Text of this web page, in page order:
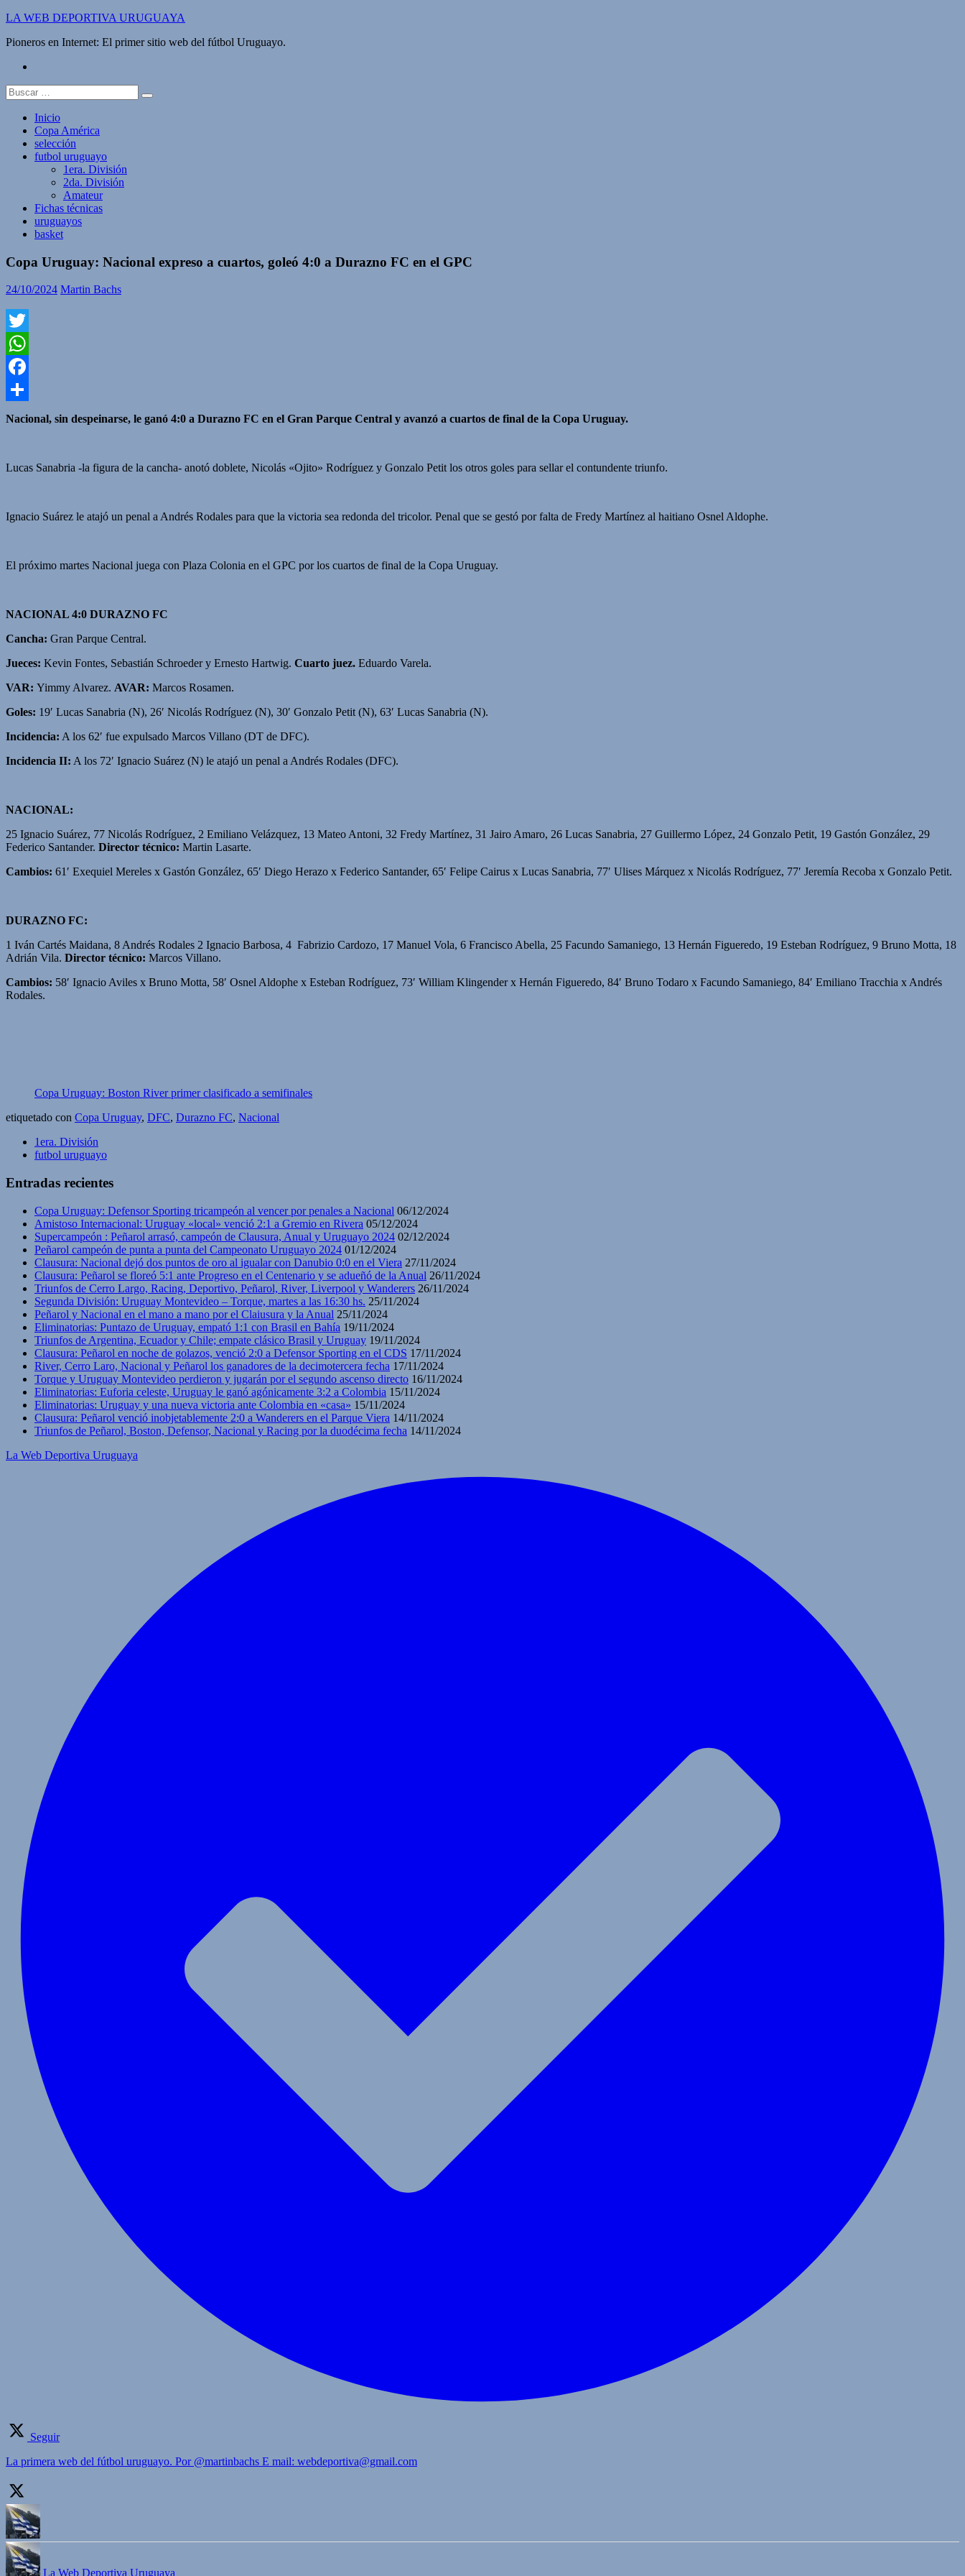
Saltar
contenido
LA WEB DEPORTIVA URUGUAYA
Pioneros en Internet: El primer sitio web del fútbol Uruguayo.
Buscar:
Inicio
Copa América
selección
futbol uruguayo
1era. División
2da. División
Amateur
Fichas técnicas
uruguayos
basket
Copa Uruguay: Nacional expreso a cuartos, goleó 4:0 a Durazno FC en el GPC
24/10/2024 Martin Bachs
Twitter
WhatsApp
Facebook
Compartir
Nacional, sin despeinarse, le ganó 4:0 a Durazno FC en el Gran Parque Central y avanzó a cuartos de final de la Copa Uruguay.
Lucas Sanabria -la figura de la cancha- anotó doblete, Nicolás «Ojito» Rodríguez y Gonzalo Petit los otros goles para sellar el contundente triunfo.
Ignacio Suárez le atajó un penal aAndrés Rodales para que la victoria sea redonda del tricolor. Penal que se gestó por falta de Fredy Martínez al haitiano Osnel Aldophe.
El próximo martes Nacional juega con Plaza Colonia en el GPC por los cuartos de final de la Copa Uruguay.
NACIONAL 4:0 DURAZNO FC
Cancha: Gran Parque Central.
Jueces: Kevin Fontes, Sebastián Schroeder y Ernesto Hartwig. Cuarto juez. Eduardo Varela.
VAR: Yimmy Alvarez. AVAR: Marcos Rosamen.
Goles: 19′ Lucas Sanabria (N), 26′ Nicolás Rodríguez (N), 30′ Gonzalo Petit (N), 63′ Lucas Sanabria (N).
Incidencia: A los 62′ fue expulsado Marcos Villano (DT de DFC).
Incidencia II: A los 72′ Ignacio Suárez (N) le atajó un penal a Andrés Rodales (DFC).
NACIONAL:
25 Ignacio Suárez, 77 Nicolás Rodríguez, 2 Emiliano Velázquez, 13 Mateo Antoni, 32 Fredy Martínez, 31 Jairo Amaro, 26 Lucas Sanabria, 27 Guillermo López, 24 Gonzalo Petit, 19 Gastón González, 29
Federico Santander. Director técnico: Martin Lasarte.
Cambios: 61′ Exequiel Mereles x Gastón González, 65′ Diego Herazo x Federico Santander, 65′ Felipe Cairus x Lucas Sanabria, 77′ Ulises Márquez x Nicolás Rodríguez, 77′ Jeremía Recoba x Gonzalo Petit.
DURAZNO FC:
1 Iván Cartés Maidana, 8 Andrés Rodales 2 Ignacio Barbosa, 4 Fabrizio Cardozo, 17 Manuel Vola, 6 Francisco Abella, 25 Facundo Samaniego, 13 Hernán Figueredo, 19 Esteban Rodríguez, 9 Bruno Motta, 18
Adrián Vila. Director técnico: Marcos Villano.
Cambios: 58′ Ignacio Aviles x Bruno Motta, 58′ Osnel Aldophe x Esteban Rodríguez, 73′ William Klingender x Hernán Figueredo, 84′ Bruno Todaro x Facundo Samaniego, 84′ Emiliano Tracchia x Andrés
Rodales.
Copa Uruguay: Boston River primer clasificado a semifinales
etiquetado con Copa Uruguay, DFC, Durazno FC, Nacional
1era. División
futbol uruguayo
Entradas recientes
Copa Uruguay: Defensor Sporting tricampeón al vencer por penales a Nacional 06/12/2024
Amistoso Internacional: Uruguay «local» venció 2:1 a Gremio en Rivera 05/12/2024
Supercampeón : Peñarol arrasó, campeón de Clausura, Anual y Uruguayo 2024 02/12/2024
Peñarol campeón de punta a punta del Campeonato Uruguayo 2024 01/12/2024
Clausura: Nacional dejó dos puntos de oro al igualar con Danubio 0:0 en el Viera 27/11/2024
Clausura: Peñarol se floreó 5:1 ante Progreso en el Centenario y se adueñó de la Anual 26/11/2024
Triunfos de Cerro Largo, Racing, Deportivo, Peñarol, River, Liverpool y Wanderers 26/11/2024
Segunda División: Uruguay Montevideo – Torque, martes a las 16:30 hs. 25/11/2024
Peñarol y Nacional en el mano a mano por el Claiusura y la Anual 25/11/2024
Eliminatorias: Puntazo de Uruguay, empató 1:1 con Brasil en Bahía 19/11/2024
Triunfos de Argentina, Ecuador y Chile; empate clásico Brasil y Uruguay 19/11/2024
Clausura: Peñarol en noche de golazos, venció 2:0 a Defensor Sporting en el CDS 17/11/2024
River, Cerro Laro, Nacional y Peñarol los ganadores de la decimotercera fecha 17/11/2024
Torque y Uruguay Montevideo perdieron y jugarán por el segundo ascenso directo 16/11/2024
Eliminatorias: Euforia celeste, Uruguay le ganó agónicamente 3:2 a Colombia 15/11/2024
Eliminatorias: Uruguay y una nueva victoria ante Colombia en «casa» 15/11/2024
Clausura: Peñarol venció inobjetablemente 2:0 a Wanderers en el Parque Viera 14/11/2024
Triunfos de Peñarol, Boston, Defensor, Nacional y Racing por la duodécima fecha 14/11/2024
La Web Deportiva Uruguaya
Seguir
La primera web del fútbol uruguayo. Por @martinbachs E mail: webdeportiva@gmail.com
La Web Deportiva Uruguaya